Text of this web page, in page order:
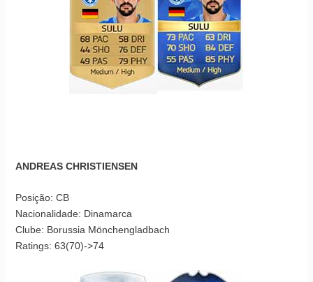
ANDREAS CHRISTIENSEN
Posição: CB
Nacionalidade: Dinamarca
Clube: Borussia Mönchengladbach
Ratings: 63(70)->74